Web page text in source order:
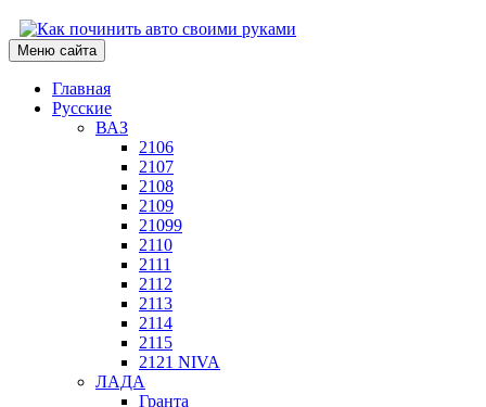
Меню сайта
Главная
Русские
ВАЗ
2106
2107
2108
2109
21099
2110
2111
2112
2113
2114
2115
2121 NIVA
ЛАДА
Гранта